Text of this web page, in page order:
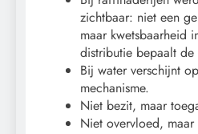
zichtbaar: niet een
maar kwetsbaarheid
distributie bepaalt de
Bij water verschijnt
mechanisme.
Niet bezit, maar
Niet overvloed, maar